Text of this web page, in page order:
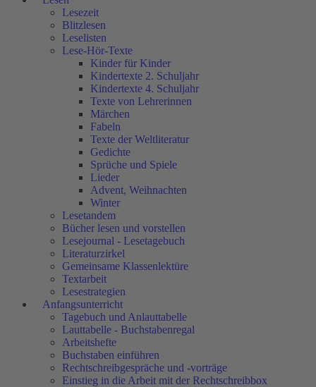
Lesezeit
Blitzlesen
Leselisten
Lese-Hör-Texte
Kinder für Kinder
Kindertexte 2. Schuljahr
Kindertexte 4. Schuljahr
Texte von Lehrerinnen
Märchen
Fabeln
Texte der Weltliteratur
Gedichte
Sprüche und Spiele
Lieder
Advent, Weihnachten
Winter
Lesetandem
Bücher lesen und vorstellen
Lesejournal - Lesetagebuch
Literaturzirkel
Gemeinsame Klassenlektüre
Textarbeit
Lesestrategien
Anfangsunterricht
Tagebuch und Anlauttabelle
Lauttabelle - Buchstabenregal
Arbeitshefte
Buchstaben einführen
Rechtschreibgespräche und -vorträge
Einstieg in die Arbeit mit der Rechtschreibbox